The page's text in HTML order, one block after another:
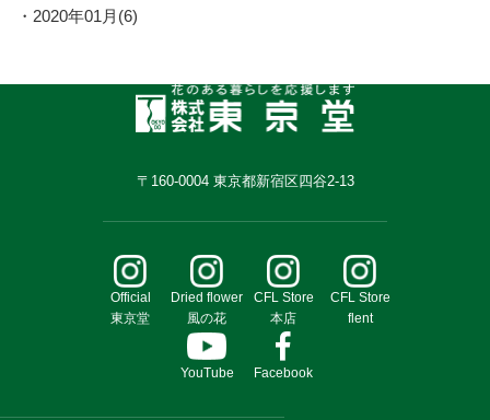
2020年01月(6)
〒160-0004 東京都新宿区四谷2-13
Official
東京堂
Dried flower
風の花
CFL Store
本店
CFL Store
flent
YouTube Facebook